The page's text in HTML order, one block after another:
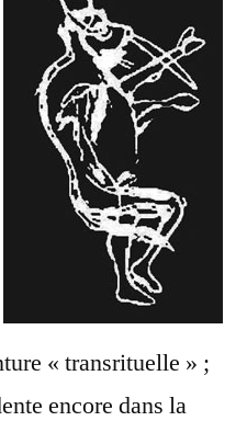
« transrituelle » ;
encore dans la